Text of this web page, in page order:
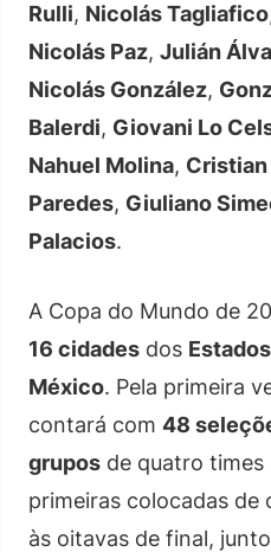
Rulli, Nicolás Tagliafico
Nicolás Paz, Julián
Nicolás González,
Balerdi, Giovani Lo
Nahuel Molina, Cristian
Paredes, Giuliano
Palacios.
A Copa do Mundo de
16 cidades dos
México. Pela primeira
contará com 48
grupos de quatro times
primeiras colocadas de
às oitavas de final,